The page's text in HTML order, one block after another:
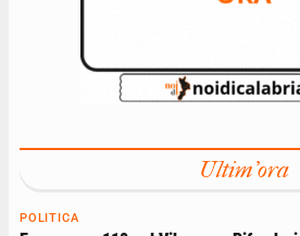
Ultim'ora
POLITICA